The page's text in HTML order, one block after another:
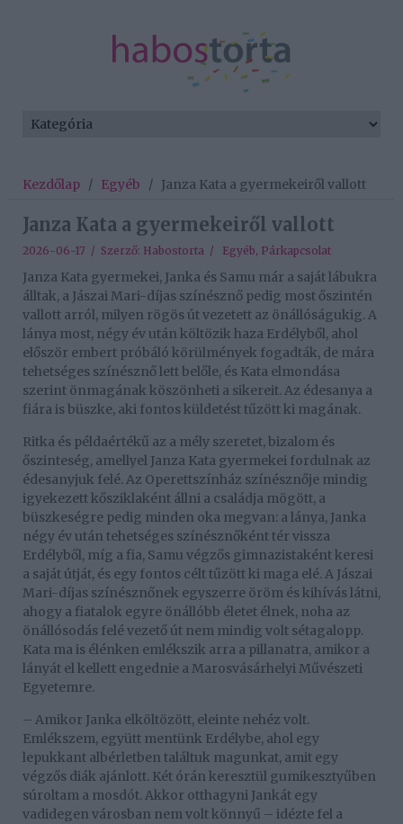
Kezdőlap / Egyéb / Janza Kata a gyermekeiről vallott
Janza Kata a gyermekeiről vallott
2026-06-17 / Szerző: Habostorta / Egyéb, Párkapcsolat
Janza Kata gyermekei, Janka és Samu már a saját lábukra
álltak, a Jászai Mari-díjas színésznő pedig most őszintén
vallott arról, milyen rögös út vezetett az önállóságukig. A
lánya most, négy év után költözik haza Erdélyből, ahol
először embert próbáló körülmények fogadták, de mára
tehetséges színésznő lett belőle, és Kata elmondása
szerint önmagának köszönheti a sikereit. Az édesanya a
fiára is büszke, aki fontos küldetést tűzött ki magának.
Ritka és példaértékű az a mély szeretet, bizalom és
őszinteség, amellyel Janza Kata gyermekei fordulnak az
édesanyjuk felé. Az Operettszínház színésznője mindig
igyekezett kősziklaként állni a családja mögött, a
büszkeségre pedig minden oka megvan: a lánya, Janka
négy év után tehetséges színésznőként tér vissza
Erdélyből, míg a fia, Samu végzős gimnazistaként keresi
a saját útját, és egy fontos célt tűzött ki maga elé. A Jászai
Mari-díjas színésznőnek egyszerre öröm és kihívás látni,
ahogy a fiatalok egyre önállóbb életet élnek, noha az
önállósodás felé vezető út nem mindig volt sétagalopp.
Kata ma is élénken emlékszik arra a pillanatra, amikor a
lányát el kellett engednie a Marosvásárhelyi Művészeti
Egyetemre.
– Amikor Janka elköltözött, eleinte nehéz volt.
Emlékszem, együtt mentünk Erdélybe, ahol egy
lepukkant albérletben találtuk magunkat, amit egy
végzős diák ajánlott. Két órán keresztül gumikesztyűben
súroltam a mosdót. Akkor otthagyni Jankát egy
vadidegen városban nem volt könnyű – idézte fel a